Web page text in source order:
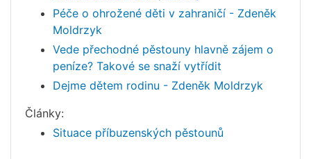
Péče o ohrožené děti v zahraničí - Zdeněk
Moldrzyk
Vede přechodné pěstouny hlavně zájem o
peníze? Takové se snaží vytřídit
Dejme dětem rodinu - Zdeněk Moldrzyk
Články:
Situace příbuzenských pěstounů